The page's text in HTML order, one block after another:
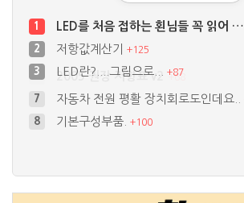
8 기본구성부품. +100
9 LED....저항..... 그 실과 바…
1 LED를 처음 접하는 횐님들 꼭 읽어 …
2 저항값계산기 +125
3 LED란?....그림으로... +87